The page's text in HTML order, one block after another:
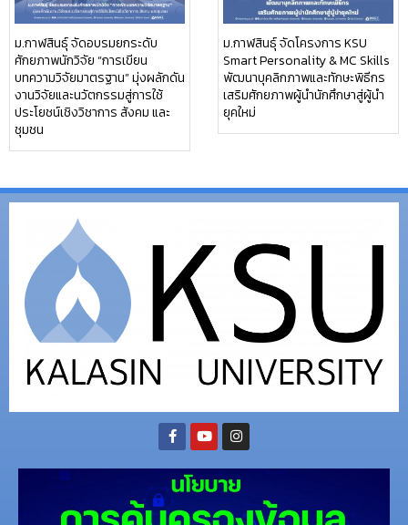
ม.กาฬสินธุ์ จัดอบรมยกระดับ
ศักยภาพนักวิจัย “การเขียน
บทความวิจัยมาตรฐาน” มุ่งผลักดัน
งานวิจัยและนวัตกรรมสู่การใช้
ประโยชน์เชิงวิชาการ สังคม และ
ชุมชน
ม.กาฬสินธุ์ จัดโครงการ KSU
Smart Personality & MC Skills
พัฒนาบุคลิกภาพและทักษะพิธีกร
เสริมศักยภาพผู้นำนักศึกษาสู่ผู้นำ
ยุคใหม่